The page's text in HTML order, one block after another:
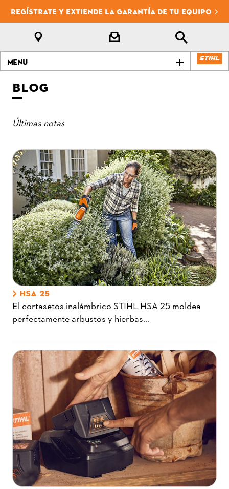
REGÍSTRATE Y EXTIENDE LA GARANTÍA DE TU EQUIPO
Menu
BLOG
Últimas notas
HSA 25
El cortasetos inalámbrico STIHL HSA 25 moldea
perfectamente arbustos y hierbas...